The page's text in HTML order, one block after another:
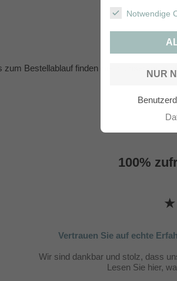
Notwendige
NUR
zum Bestellablauf finden Sie in unserem
100%
Vertrauen Sie auf echte
Wir sind dankbar und stolz, dass
Lesen Sie hier,